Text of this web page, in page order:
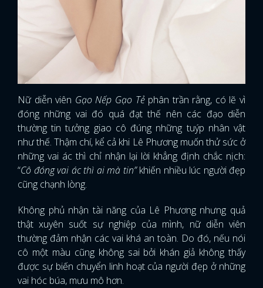
Nữ diễn viên Gạo Nếp Gạo Tẻ phân trần rằng, có lẽ vì
đóng những vai đó quá đạt thế nên các đạo diễn
thường tin tưởng giao cô đúng những tuýp nhân vật
như thế. Thậm chí, kể cả khi Lê Phương muốn thử sức ở
những vai ác thì chỉ nhận lại lời khẳng định chắc nịch:
“Cô đóng vai ác thì ai mà tin”khiến nhiều lúc người đẹp
cũng chạnh lòng.
Không phủ nhận tài năng của Lê Phương nhưng quả
thật xuyên suốt sự nghiệp của mình, nữ diễn viên
thường đảm nhận các vai khá an toàn. Do đó, nếu nói
cô một màu cũng không sai bởi khán giả không thấy
được sự biến chuyển linh hoạt của người đẹp ở những
vai hóc búa, mưu mô hơn.